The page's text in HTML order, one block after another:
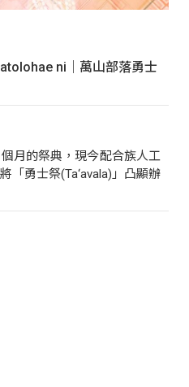
ni｜萬山部落勇士
月的祭典，現今配合族人工
「勇士祭(Ta‘avala)」凸顯辦